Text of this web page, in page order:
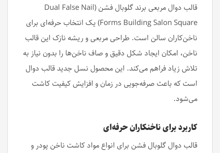
قالب دوال مربعی برند گلوبال فشن (Dual False Nail
Forms Building Salon Square) یک انتخاب حرفه‌ای برای
ناخن‌کاران سالن است. طراحی مربعی و ریشه نازک این قالب
ناخن، امکان ایجاد شکل دقیق و صاف ناخن‌ها را بدون نیاز به
تلاش زیاد فراهم می‌کند. این محصول نسل جدید قالب دوال
است که باعث صرفه‌جویی در زمان و افزایش کیفیت کاشت
می‌شود.
کاربرد برای ناخنکاران حرفه‌ای
قالب دوال گلوبال فشن برای انواع مواد کاشت ناخن پودر و